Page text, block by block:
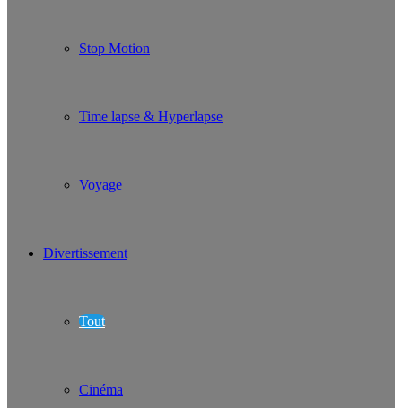
Stop Motion
Time lapse & Hyperlapse
Voyage
Divertissement
Tout
Cinéma